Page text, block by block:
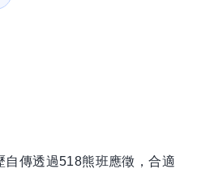
自傳透過518熊班應徵，合適